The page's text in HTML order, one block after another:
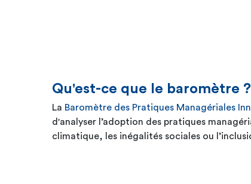
Qu'est-ce que le baromètre ?
La Baromètre des Pratiques Managériales
d'analyser l’adoption des pratiques
climatique, les inégalités sociales ou